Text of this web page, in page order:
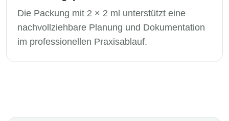
Die Packung mit 2 × 2 ml unterstützt eine
nachvollziehbare Planung und Dokumentation
im professionellen Praxisablauf.